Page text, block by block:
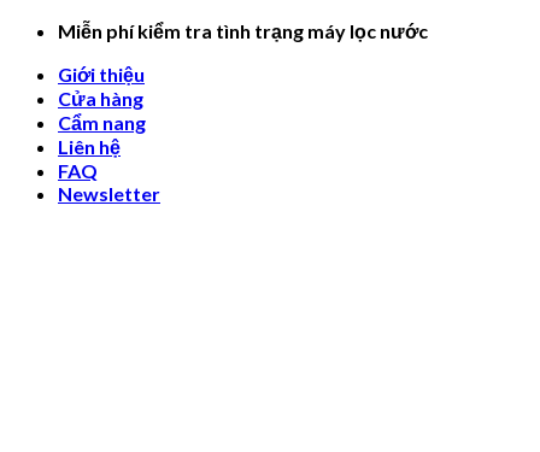
Skip
content
Miễn phí kiểm tra tình trạng máy lọc nước
Giới thiệu
Cửa hàng
Cẩm nang
Liên hệ
FAQ
Newsletter